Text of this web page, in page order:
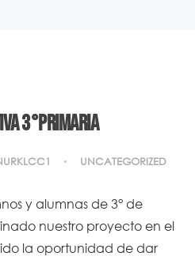
3°PRIMARIA
UNCATEGORIZED
y alumnas de 3° de
nuestro proyecto en el
la oportunidad de dar